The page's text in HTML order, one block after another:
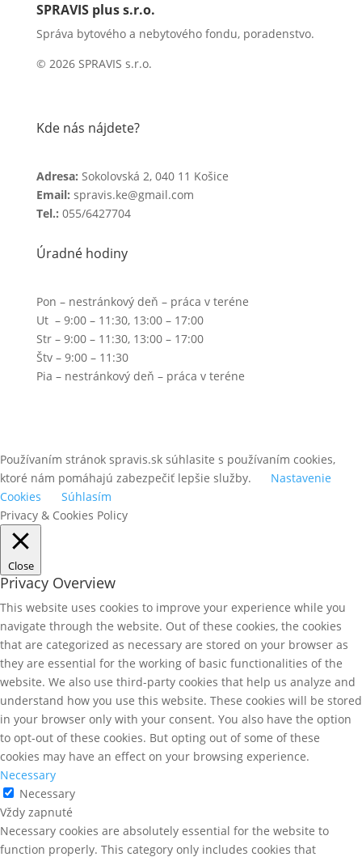
SPRAVIS plus s.r.o.
Správa bytového a nebytového fondu, poradenstvo.
© 2026 SPRAVIS s.r.o.
Kde nás nájdete?
Adresa: Sokolovská 2, 040 11 Košice
Email: spravis.ke@gmail.com
Tel.: 055/6427704
Úradné hodiny
Pon – nestránkový deň – práca v teréne
Ut – 9:00 – 11:30, 13:00 – 17:00
Str – 9:00 – 11:30, 13:00 – 17:00
Štv – 9:00 – 11:30
Pia – nestránkový deň – práca v teréne
Používaním stránok spravis.sk súhlasite s používaním cookies,
ktoré nám pomáhajú zabezpečiť lepšie služby.
Nastavenie
Cookies
Súhlasím
Privacy & Cookies Policy
Close
Privacy Overview
This website uses cookies to improve your experience while you
navigate through the website. Out of these cookies, the cookies
that are categorized as necessary are stored on your browser as
they are essential for the working of basic functionalities of the
website. We also use third-party cookies that help us analyze and
understand how you use this website. These cookies will be stored
in your browser only with your consent. You also have the option
to opt-out of these cookies. But opting out of some of these
cookies may have an effect on your browsing experience.
Necessary
Necessary
Vždy zapnuté
Necessary cookies are absolutely essential for the website to
function properly. This category only includes cookies that